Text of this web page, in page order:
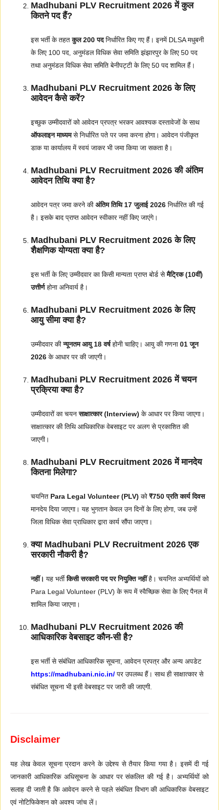
Madhubani PLV Recruitment 2026 में कुल
कितने पद हैं?
इस भर्ती के तहतकुल 200 पदनिर्धारित किए गए हैं। इनमें DLSA मधुबनी
के लिए 100 पद, अनुमंडल विधिक सेवा समिति झंझारपुर के लिए 50 पद
तथा अनुमंडल विधिक सेवा समिति बेनीपट्टी के लिए 50 पद शामिल हैं।
Madhubani PLV Recruitment 2026 के लिए
आवेदन कैसे करें?
इच्छुक उम्मीदवारों को आवेदन प्रपत्र भरकर आवश्यक दस्तावेजों के साथ
ऑफलाइन माध्यमसे निर्धारित पते पर जमा करना होगा। आवेदन पंजीकृत
डाक या कार्यालय में स्वयं जाकर भी जमा किया जा सकता है।
Madhubani PLV Recruitment 2026 की अंतिम
आवेदन तिथि क्या है?
आवेदन पत्र जमा करने कीअंतिम तिथि 17 जुलाई 2026 निर्धारित की गई
है। इसके बाद प्राप्त आवेदन स्वीकार नहीं किए जाएंगे।
Madhubani PLV Recruitment 2026 के लिए
शैक्षणिक योग्यता क्या है?
इस भर्ती के लिए उम्मीदवार का किसी मान्यता प्राप्त बोर्ड सेमैट्रिक (10वीं)
उत्तीर्णहोना अनिवार्य है।
Madhubani PLV Recruitment 2026 के लिए
आयु सीमा क्या है?
उम्मीदवार कीन्यूनतम आयु 18 वर्षहोनी चाहिए। आयु की गणना01 जून
2026 के आधार पर की जाएगी।
Madhubani PLV Recruitment 2026 में चयन
प्रक्रिया क्या है?
उम्मीदवारों का चयनसाक्षात्कार (Interview) के आधार पर किया जाएगा।
साक्षात्कार की तिथि आधिकारिक वेबसाइट पर अलग से प्रकाशित की
जाएगी।
Madhubani PLV Recruitment 2026 में मानदेय
कितना मिलेगा?
चयनित Para Legal Volunteer (PLV) को₹750 प्रति कार्य दिवस
मानदेय दिया जाएगा। यह भुगतान केवल उन दिनों के लिए होगा, जब उन्हें
जिला विधिक सेवा प्राधिकार द्वारा कार्य सौंपा जाएगा।
क्या Madhubani PLV Recruitment 2026 एक
सरकारी नौकरी है?
नहीं। यह भर्तीकिसी सरकारी पद पर नियुक्ति नहींहै। चयनित अभ्यर्थियों को
Para Legal Volunteer (PLV) के रूप में स्वैच्छिक सेवा के लिए पैनल में
शामिल किया जाएगा।
Madhubani PLV Recruitment 2026 की
आधिकारिक वेबसाइट कौन-सी है?
इस भर्ती से संबंधित आधिकारिक सूचना, आवेदन प्रपत्र और अन्य अपडेट
https://madhubani.nic.in/ पर उपलब्ध हैं। साथ ही साक्षात्कार से
संबंधित सूचना भी इसी वेबसाइट पर जारी की जाएगी.
Disclaimer
यह लेख केवल सूचना प्रदान करने के उद्देश्य से तैयार किया गया है। इसमें दी गई
जानकारी आधिकारिक अधिसूचना के आधार पर संकलित की गई है। अभ्यर्थियों को
सलाह दी जाती है कि आवेदन करने से पहले संबंधित विभाग की आधिकारिक वेबसाइट
एवं नोटिफिकेशन को अवश्य जांच लें।